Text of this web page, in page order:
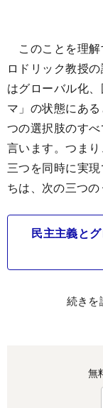
このことを理解
ロドリック教授
はグローバル化
マ」の状態にあ
つの選択肢のす
言います。つま
三つを同時に実
ちは、次の三つの
民主主義と
続きを
無